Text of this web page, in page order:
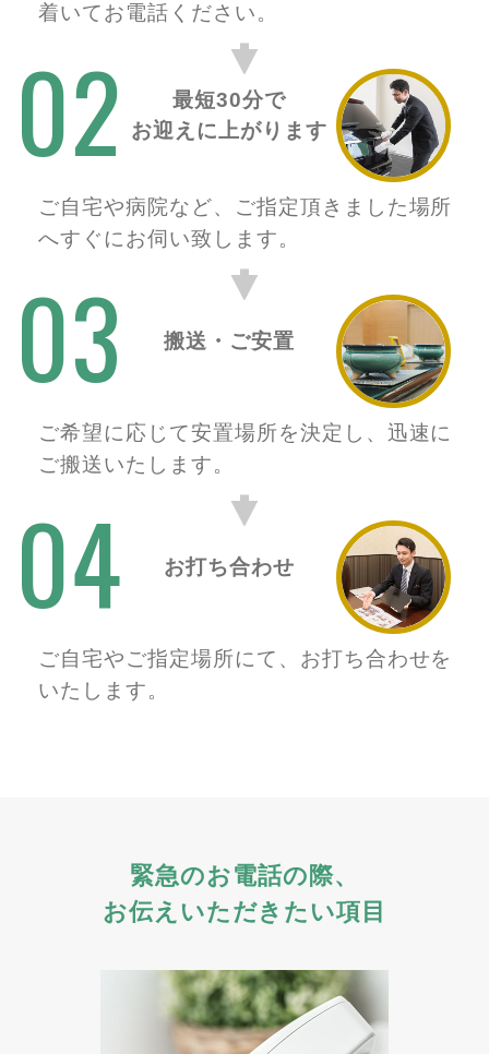
着いてお電話ください。
02
最短30分で
お迎えに上がります
ご自宅や病院など、ご指定頂きました場所
へすぐにお伺い致します。
03 搬送・ご安置
ご希望に応じて安置場所を決定し、迅速に
ご搬送いたします。
04 お打ち合わせ
ご自宅やご指定場所にて、お打ち合わせを
いたします。
緊急のお電話の際、
お伝えいただきたい項目